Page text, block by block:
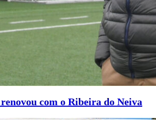
com o Ribeira do Neiva